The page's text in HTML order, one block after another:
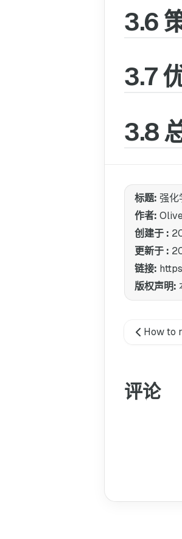
3.6
3.7
3.8
标题: 强化
作者:
创建于 :
更新于 :
链接:
版权声明:
How to
评论